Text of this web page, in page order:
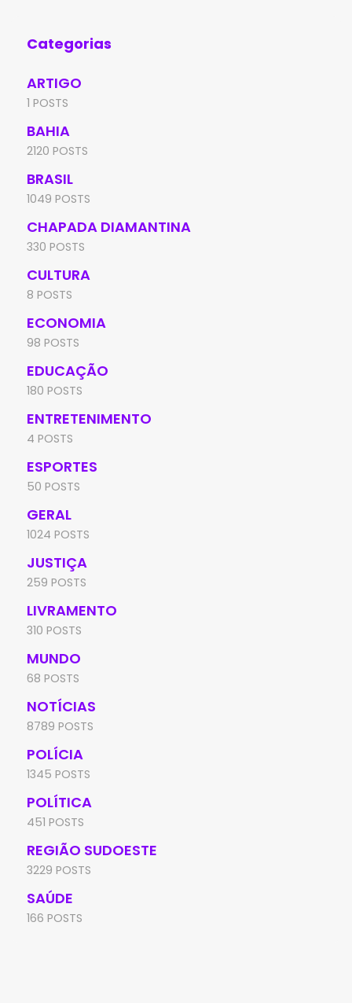
Categorias
ARTIGO
1 POSTS
BAHIA
2120 POSTS
BRASIL
1049 POSTS
CHAPADA DIAMANTINA
330 POSTS
CULTURA
8 POSTS
ECONOMIA
98 POSTS
EDUCAÇÃO
180 POSTS
ENTRETENIMENTO
4 POSTS
ESPORTES
50 POSTS
GERAL
1024 POSTS
JUSTIÇA
259 POSTS
LIVRAMENTO
310 POSTS
MUNDO
68 POSTS
NOTÍCIAS
8789 POSTS
POLÍCIA
1345 POSTS
POLÍTICA
451 POSTS
REGIÃO SUDOESTE
3229 POSTS
SAÚDE
166 POSTS